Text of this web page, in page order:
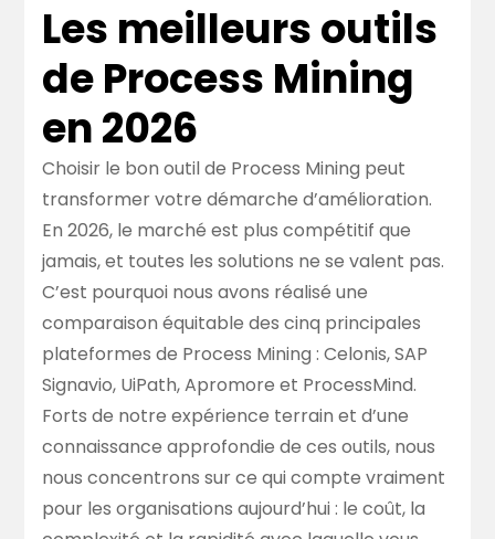
Les meilleurs outils
de Process Mining
en 2026
Choisir le bon outil de Process Mining peut
transformer votre démarche d’amélioration.
En 2026, le marché est plus compétitif que
jamais, et toutes les solutions ne se valent pas.
C’est pourquoi nous avons réalisé une
comparaison équitable des cinq principales
plateformes de Process Mining : Celonis, SAP
Signavio, UiPath, Apromore et ProcessMind.
Forts de notre expérience terrain et d’une
connaissance approfondie de ces outils, nous
nous concentrons sur ce qui compte vraiment
pour les organisations aujourd’hui : le coût, la